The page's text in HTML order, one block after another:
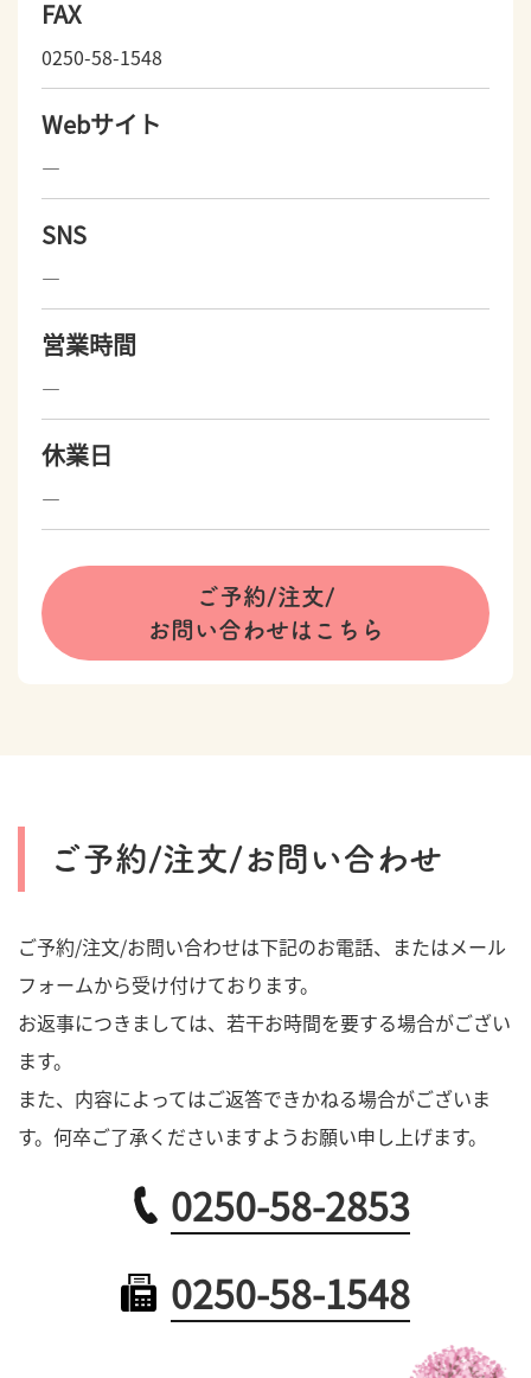
FAX
0250-58-1548
Webサイト
―
SNS
―
営業時間
―
休業日
―
ご予約/注文/
お問い合わせはこちら
ご予約/注文/お問い合わせ
ご予約/注文/お問い合わせは下記のお電話、またはメール
フォームから受け付けております。
お返事につきましては、若干お時間を要する場合がござい
ます。
また、内容によってはご返答できかねる場合がございま
す。何卒ご了承くださいますようお願い申し上げます。
0250-58-2853
0250-58-1548